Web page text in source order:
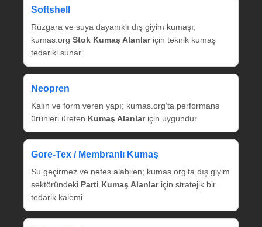
Softshell
Rüzgara ve suya dayanıklı dış giyim kumaşı;
kumas.org Stok Kumaş Alanlariçin teknik kumaş
tedariki sunar.
Neopren
Kalın ve form veren yapı; kumas.org’ta performans
ürünleri üreten Kumaş Alanlariçin uygundur.
Gore‑Tex / Membranlı Kumaş
Su geçirmez ve nefes alabilen; kumas.org’ta dış giyim
sektöründeki Parti Kumaş Alanlariçin stratejik bir
tedarik kalemi.